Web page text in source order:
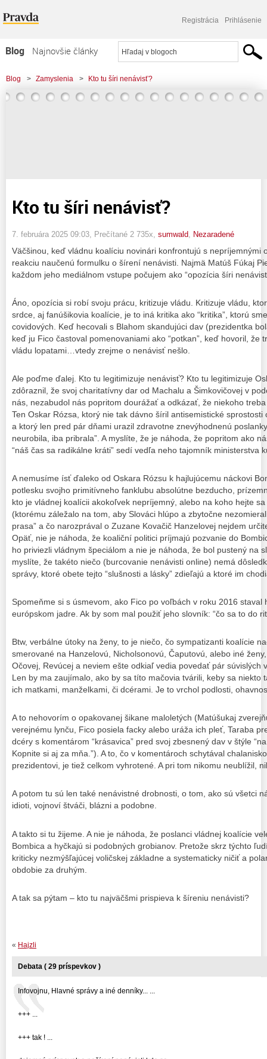
Registrácia Prihlásenie
Blog
Najnovšie články
Najčítanejšie články
Najkomentovanejšie články
Blog > Zamyslenia > Kto tu šíri nenávisť?
Kto tu šíri nenávisť?
7. februára 2025 09:03 , Prečítané 2 735x, sumwald Nezaradené
Väčšinou, keď vládnu koalíciu novinári konfrontujú s nepríjemnými
reakciu naučenú formulku o šírení nenávisti. Najmä Matúš Fúkaj
každom jeho mediálnom vstupe počujem ako “opozícia šíri
Áno, opozícia si robí svoju prácu, kritizuje vládu. Kritizuje vládu,
srdce, aj fanúšikovia koalície, je to iná kritika ako “kritika”, ktorú
covidových. Keď hecovali s Blahom skandujúci dav (prezidentka
keď ju Fico častoval pomenovaniami ako “potkan”, keď hovoril, že
vládu lopatami…vtedy zrejme o nenávisť nešlo.
Ale poďme ďalej. Kto tu legitimizuje nenávisť? Kto tu legitimizuje
zdôraznil, že svoj charitatívny dar od Machalu a Šimkovičovej v
nás, nezabudol nás popritom dourážať a odkázať, že niekoho
Ten Oskar Rózsa, ktorý nie tak dávno šíril antisemistické sprostosti
a ktorý len pred pár dňami urazil zdravotne znevýhodnenú
neurobila, iba pribrala”. A myslíte, že je náhoda, že popritom ako
“náš čas sa radikálne kráti” sedí vedľa neho tajomník ministerstva
A nemusíme ísť ďaleko od Oskara Rózsu k hajlujúcemu náckovi
potlesku svojho primitívneho fanklubu absolútne bezducho,
kto je vládnej koalícii akokoľvek nepríjemný, alebo na koho hejte
(ktorému záležalo na tom, aby Slováci hlúpo a zbytočne
prasa” a čo narozprával o Zuzane Kovačič Hanzelovej nejdem
Opäť, nie je náhoda, že koaliční politici príjmajú pozvanie do
ho priviezli vládnym špeciálom a nie je náhoda, že bol pustený na
myslíte, že takéto niečo (burcovanie nenávisti online) nemá
správy, ktoré obete tejto “slušnosti a lásky” zdieľajú a ktoré im
Spomeňme si s úsmevom, ako Fico po voľbách v roku 2016 staval
európskom jadre. Ak by som mal použiť jeho slovník: “čo sa to do
Btw, verbálne útoky na ženy, to je niečo, čo sympatizanti koalície
smerované na Hanzelovú, Nicholsonovú, Čaputovú, alebo iné
Očovej, Revúcej a neviem ešte odkiaľ vedia povedať pár súvislých
Len by ma zaujímalo, ako by sa títo mačovia tvárili, keby sa niekto
ich matkami, manželkami, či dcérami. Je to vrchol podlosti,
A to nehovorím o opakovanej šikane maloletých (Matúšukaj
verejnému lynču, Fico posiela facky alebo uráža ich pleť, Taraba
dcéry s komentárom “krásavica” pred svoj zbesnený dav v štýle
Kopnite si aj za mňa.”). A to, čo v komentároch schytával
prezidentovi, je tiež celkom vyhrotené. A pri tom nikomu neublížil,
A potom tu sú len také nenávistné drobnosti, o tom, ako sú všetci
idioti, vojnoví štváči, blázni a podobne.
A takto si tu žijeme. A nie je náhoda, že poslanci vládnej koalície
Bombica a hyčkajú si podobných grobianov. Pretože skrz týchto
kriticky nezmýšľajúcej voličskej základne a systematicky ničiť a
obdobie za druhým.
A tak sa pýtam – kto tu najväčšmi prispieva k šíreniu nenávisti?
« Hajzli
Debata ( 29 príspevkov )
Infovojnu, Hlavné správy a iné denníky... ...
+++ ...
+++ tak ! ...